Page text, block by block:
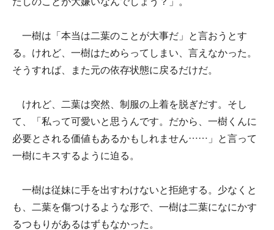
一樹は「本当は二葉のことが大事だ」と言おうとす
る。けれど、一樹はためらってしまい、言えなかった。
そうすれば、また元の依存状態に戻るだけだ。
けれど、二葉は突然、制服の上着を脱ぎだす。そし
て、「私って可愛いと思うんです。だから、一樹くんに
必要とされる価値もあるかもしれません……」と言って
一樹にキスするように迫る。
一樹は従妹に手を出すわけないと拒絶する。少なくと
も、二葉を傷つけるような形で、一樹は二葉になにかす
るつもりがあるはずもなかった。